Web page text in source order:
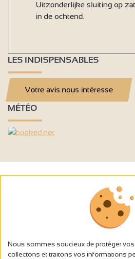
Uitzonderlijke sluiting op
in de ochtend.
LES INDISPENSABLES
Votre avis nous intéresse
MÉTÉO
Nous sommes soucieux de protéger
collectons et traitons vos informations